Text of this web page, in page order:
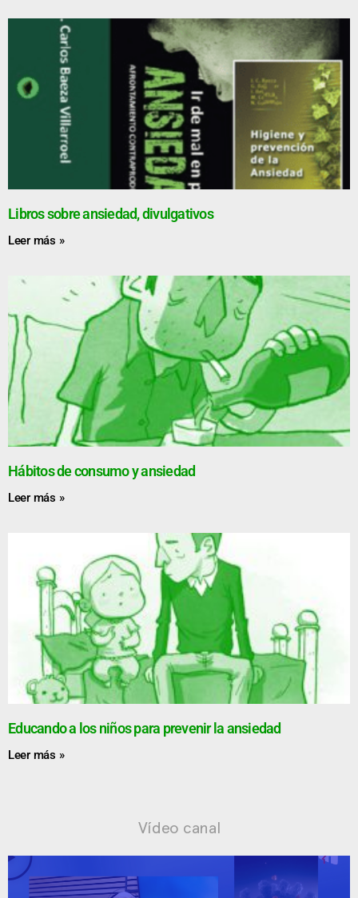
Libros sobre ansiedad, divulgativos
Leer más »
Hábitos de consumo y ansiedad
Leer más »
Educando a los niños para prevenir la ansiedad
Leer más »
Vídeo canal